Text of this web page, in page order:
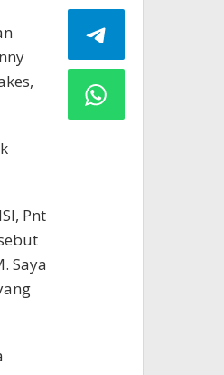
Pnt
Saya